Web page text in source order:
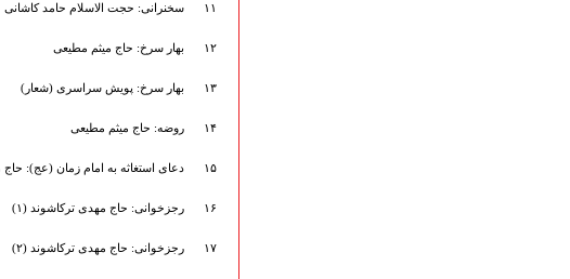
۱۱ سخنرانی: حجت الاسلام حامد کاشانی
۱۲ بهار سرخ: حاج میثم مطیعی
۱۳ بهار سرخ: پویش سراسری (شعار)
۱۴ روضه: حاج میثم مطیعی
۱۵ دعای استغاثه به امام زمان (عج):
۱۶ رجزخوانی: حاج مهدی ترکاشوند (۱)
۱۷ رجزخوانی: حاج مهدی ترکاشوند (۲)